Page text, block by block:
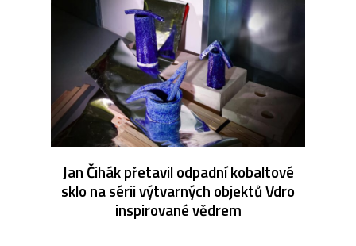
Jan Čihák přetavil odpadní kobaltové
sklo na sérii výtvarných objektů Vdro
inspirované vědrem